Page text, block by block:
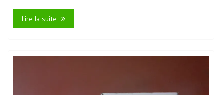
Lire la suite